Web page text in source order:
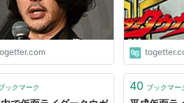
ックマーク 40 ブックマー